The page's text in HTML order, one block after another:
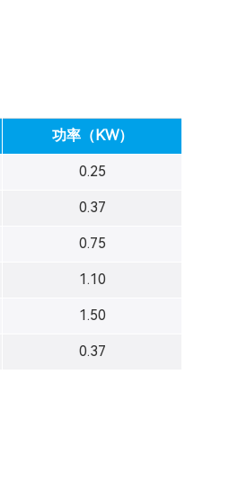
功率（KW）
0.25
0.37
0.75
1.10
1.50
0.37